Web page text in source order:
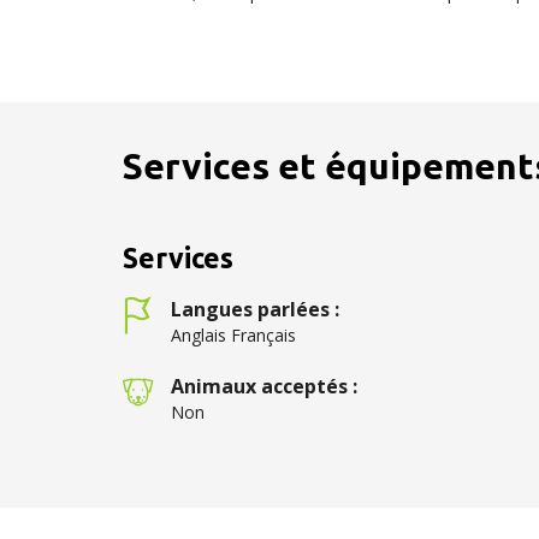
Services et
Services
Langues parlées :
Anglais Français
Animaux acceptés :
Non